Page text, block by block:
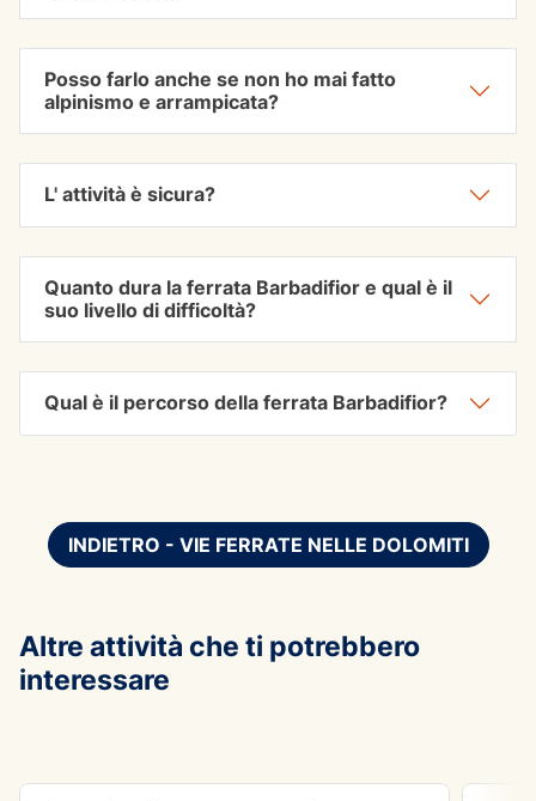
Posso farlo anche se non ho mai fatto
alpinismo e arrampicata?
L' attività è sicura?
Quanto dura la ferrata Barbadifior e qual è il
suo livello di difficoltà?
Qual è il percorso della ferrata Barbadifior?
INDIETRO - VIE FERRATE NELLE DOLOMITI
Altre attività che ti potrebbero
interessare